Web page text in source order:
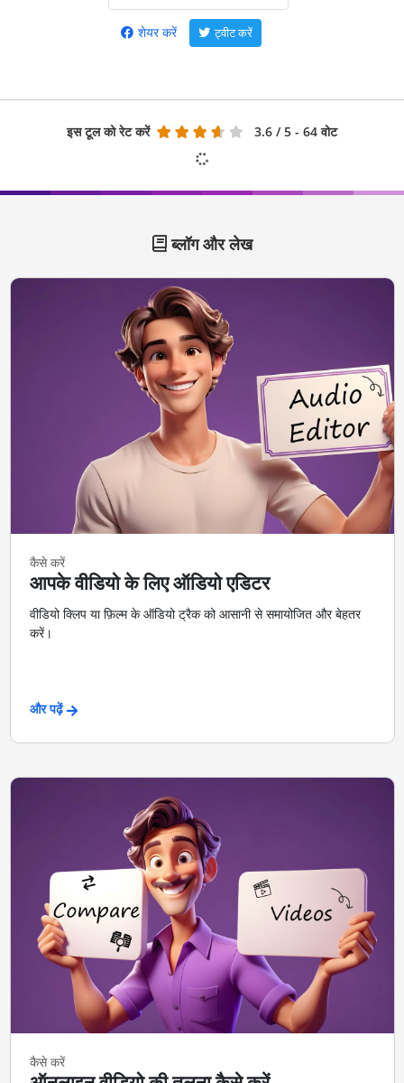
शेयर करें ट्वीट करें
इस टूल को रेट करें 3.6 / 5 - 64 वोट
ब्लॉग और लेख
कैसे करें
आपके वीडियो के लिए ऑडियो एडिटर
वीडियो क्लिप या फ़िल्म के ऑडियो ट्रैक को आसानी से समायोजित और बेहतर
करें।
और पढ़ें
कैसे करें